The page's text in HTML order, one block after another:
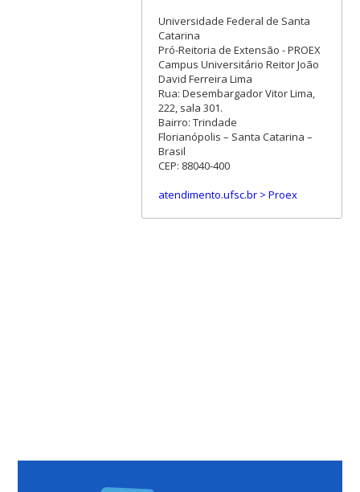
Universidade Federal de Santa
Catarina
Pró-Reitoria de Extensão - PROEX
Campus Universitário Reitor João
David Ferreira Lima
Rua: Desembargador Vitor Lima,
222, sala 301.
Bairro: Trindade
Florianópolis – Santa Catarina –
Brasil
CEP: 88040-400
atendimento.ufsc.br > Proex